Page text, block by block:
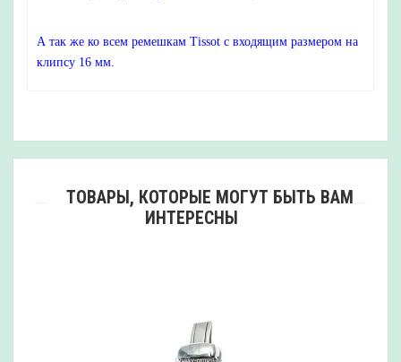
А так же ко всем ремешкам Tissot с входящим размером на
клипсу 16 мм.
ТОВАРЫ, КОТОРЫЕ МОГУТ БЫТЬ ВАМ
ИНТЕРЕСНЫ